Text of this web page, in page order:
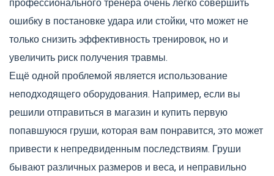
профессионального тренера очень легко совершить
ошибку в постановке удара или стойки, что может не
только снизить эффективность тренировок, но и
увеличить риск получения травмы.
Ещё одной проблемой является использование
неподходящего оборудования. Например, если вы
решили отправиться в магазин и купить первую
попавшуюся груши, которая вам понравится, это может
привести к непредвиденным последствиям. Груши
бывают различных размеров и веса, и неправильно